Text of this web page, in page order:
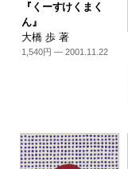
『くーすけくまく
ん』
大橋 歩 著
1,540円 — 2001.11.22